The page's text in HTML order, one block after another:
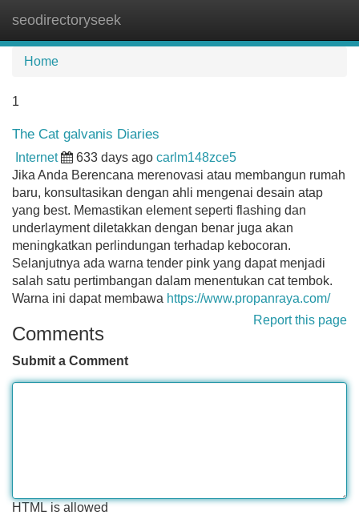
seodirectoryseek
Home
1
The Cat galvanis Diaries
Internet 633 days ago carlm148zce5
Jika Anda Berencana merenovasi atau membangun rumah
baru, konsultasikan dengan ahli mengenai desain atap
yang best. Memastikan element seperti flashing dan
underlayment diletakkan dengan benar juga akan
meningkatkan perlindungan terhadap kebocoran.
Selanjutnya ada warna tender pink yang dapat menjadi
salah satu pertimbangan dalam menentukan cat tembok.
Warna ini dapat membawa https://www.propanraya.com/
Report this page
Comments
Submit a Comment
HTML is allowed